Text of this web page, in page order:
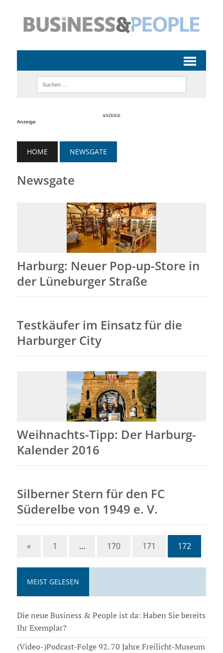
Anzeige
HOME NEWSGATE
Newsgate
Harburg: Neuer Pop-up-Store in
der Lüneburger Straße
Testkäufer im Einsatz für die
Harburger City
Weihnachts-Tipp: Der Harburg-
Kalender 2016
Silberner Stern für den FC
Süderelbe von 1949 e. V.
« 1 … 170 171 172
MEIST GELESEN
Die neue Business & People ist da: Haben Sie bereits
Ihr Exemplar?
(Video-)Podcast-Folge 92. 70 Jahre Freilicht-Museum